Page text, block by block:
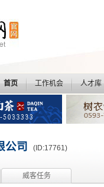
首页 工作机会 人才库
公司 (ID:17761)
威客任务